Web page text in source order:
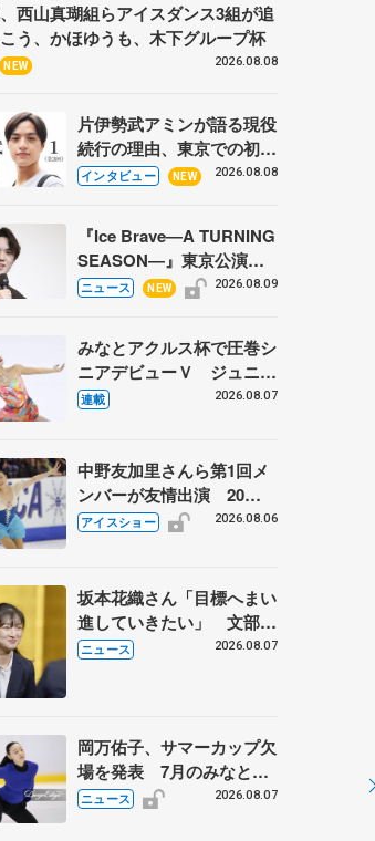
西山真瑚組らアイスダンス3組が追
う、かほゆうも、木下グループ杯
NEW 2026.08.08
片伊勢武アミンが語る現役
続行の理由、東京での初め
ての一人暮らし 注目スケ
インタビュー NEW 2026.08.08
『Ice Brave―A TURNING
SEASON―』東京公演が
開幕、宇野昌磨の『Ice
ニュース NEW 2026.08.09
みなとアクルス杯で圧巻シ
ニアデビューＶ ジュニア
で４シーズン無敗の島田麻
連載 2026.08.07
中野友加里さんら第1回メ
ンバーが友情出演 20周
年の「フレンズオンアイ
アイスショー 2026.08.06
坂本花織さん「目標へまい
進していきたい」 文部科
学省スポーツ表彰式で代表
ニュース 2026.08.07
岡万佑子、サマーカップ欠
場を発表 7月のみなとア
クルス杯は腰痛の影響で
ニュース 2026.08.07